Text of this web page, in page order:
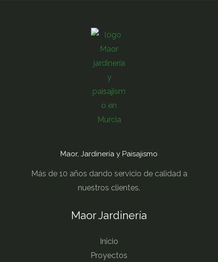
Maor, Jardinería y Paisajismo
Más de 10 años dando servicio de calidad a
nuestros clientes.
Maor Jardinería
Inicio
Proyectos